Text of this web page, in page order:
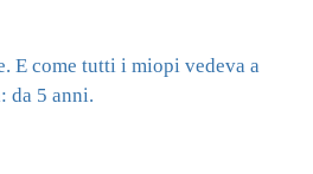
E come tutti i miopi vedeva a
da 5 anni.